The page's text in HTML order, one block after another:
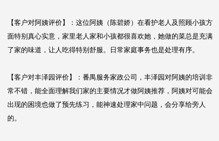
【客户对阿姨评价】：这位阿姨（陈碧娇）在看护老人及照顾小孩方
面特别真心实意，家里老人家和小孩都很喜欢她，她做的菜总是充满
了家的味道，让人吃得特别舒服。日常家庭事务也是处理有序。
【客户对丰泽园评价】：番禺服务家政公司，丰泽园对阿姨的培训非
常不错，能全面理解我们家的主要情况才做阿姨推荐，阿姨对可能会
出现的困境也做了预先练习，能神速处理家中问题，会分享给旁人
的。